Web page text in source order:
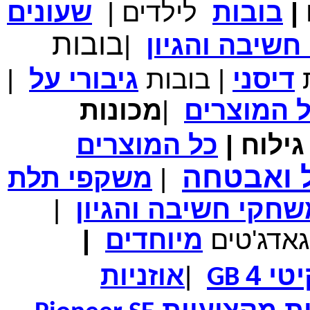
₪700.00 מחיר שוק
₪339.00 המחיר שלך
משלוח חינם
₪150.00 מחיר שוק
₪99.00 המחיר שלך
₪104.00 המחיר כולל משלוח :
נרתיק עור יוקרתי עבור אייפוד וידאו 60GB\80GB \שחור
| בובות לילדים |
שעונים
והגיון
|בובות
דיסני | בובות גיבורי על
|
המוצרים |מכונות
| כל המוצרים
ואבטחה | משקפי תלת
חשיבה והגיון
|
גאדג'טים מיוחדים |
4
GB
|אוזניות